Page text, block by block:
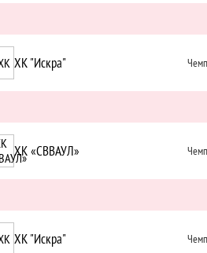
ХК "Искра"
ХК «СВВАУЛ»
ХК "Искра"